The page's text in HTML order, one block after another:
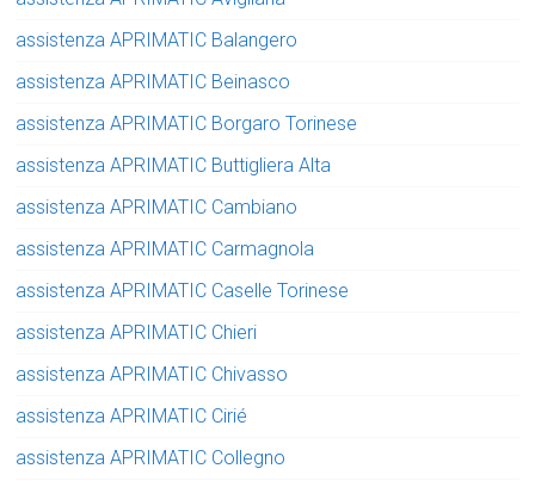
assistenza APRIMATIC Balangero
assistenza APRIMATIC Beinasco
assistenza APRIMATIC Borgaro Torinese
assistenza APRIMATIC Buttigliera Alta
assistenza APRIMATIC Cambiano
assistenza APRIMATIC Carmagnola
assistenza APRIMATIC Caselle Torinese
assistenza APRIMATIC Chieri
assistenza APRIMATIC Chivasso
assistenza APRIMATIC Cirié
assistenza APRIMATIC Collegno